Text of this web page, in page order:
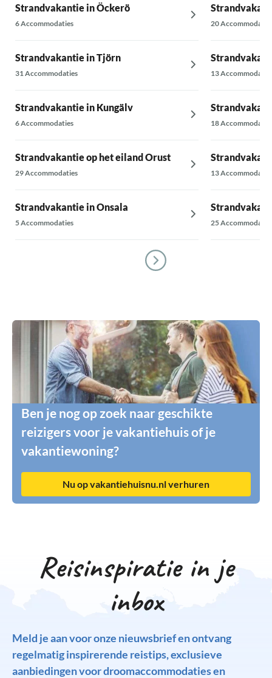
Strandvakantie in Öckerö
6 Accommodaties
Strandvakantie in Tjörn
31 Accommodaties
Strandvakantie in Kungälv
6 Accommodaties
Strandvakantie op het eiland Orust
29 Accommodaties
Strandvakantie in Onsala
5 Accommodaties
20
13
18
13
25
Ben je nog op zoek naar geschikte
reizigers voor je vakantiehuis of je
vakantiewoning?
Nu op vakantiehuisnu.nl verhuren
Reisinspiratie in je
inbox
Meld je aan voor onze nieuwsbrief en ontvang
regelmatig inspirerende reistips, exclusieve
aanbiedingen voor droomaccommodaties en